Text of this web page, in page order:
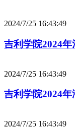
2024/7/25 16:43:49
吉利学院2024
2024/7/25 16:43:49
吉利学院2024
2024/7/25 16:43:49